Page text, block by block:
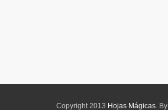
Copyright 2013 Hojas Mágicas. By